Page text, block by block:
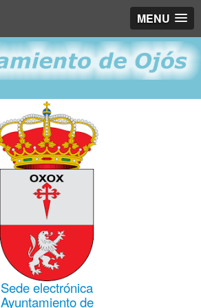
MENU
Sede electrónica
Ayuntamiento de